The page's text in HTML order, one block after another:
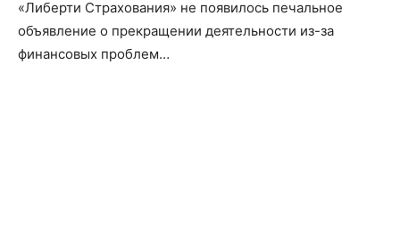
«Либерти Страхования» не появилось печальное
объявление о прекращении деятельности из-за
финансовых проблем…